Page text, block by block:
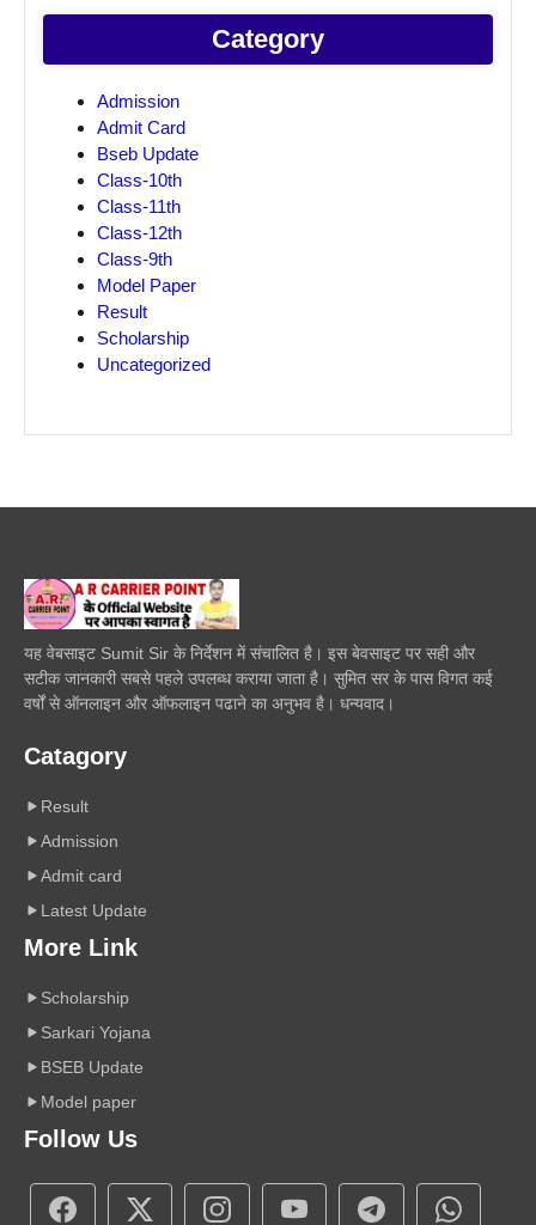
Category
Admission
Admit Card
Bseb Update
Class-10th
Class-11th
Class-12th
Class-9th
Model Paper
Result
Scholarship
Uncategorized
यह वेबसाइट Sumit Sir के निर्देशन में संचालित है। इस बेवसाइट पर सही और
सटीक जानकारी सबसे पहले उपलब्ध कराया जाता है। सुमित सर के पास विगत कई
वर्षों से ऑनलाइन और ऑफलाइन पढाने का अनुभव है। धन्यवाद।
Catagory
Result
Admission
Admit card
Latest Update
More Link
Scholarship
Sarkari Yojana
BSEB Update
Model paper
Follow Us